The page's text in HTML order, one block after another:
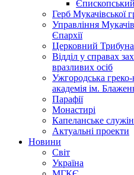
Герб Мукачівської
Управління
Єпархії
Церковний
Відділ у справах
вразливих осіб
Ужгородська
академія ім.
Парафії
Монастирі
Капеланське
Актуальні проекти
Новини
Світ
Україна